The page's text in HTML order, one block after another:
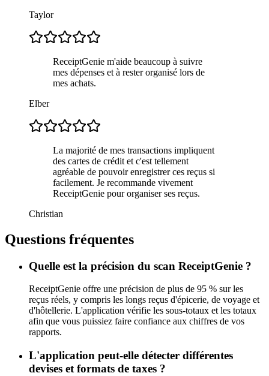
Taylor
ReceiptGenie m'aide beaucoup à suivre
mes dépenses et à rester organisé lors de
mes achats.
Elber
La majorité de mes transactions impliquent
des cartes de crédit et c'est tellement
agréable de pouvoir enregistrer ces reçus si
facilement. Je recommande vivement
ReceiptGenie pour organiser ses reçus.
Christian
Questions fréquentes
Quelle est la précision du scan ReceiptGenie ?
ReceiptGenie offre une précision de plus de 95 % sur les
reçus réels, y compris les longs reçus d'épicerie, de voyage et
d'hôtellerie. L'application vérifie les sous-totaux et les totaux
afin que vous puissiez faire confiance aux chiffres de vos
rapports.
L'application peut-elle détecter différentes
devises et formats de taxes ?